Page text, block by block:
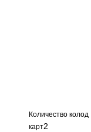
Количество колод
карт2